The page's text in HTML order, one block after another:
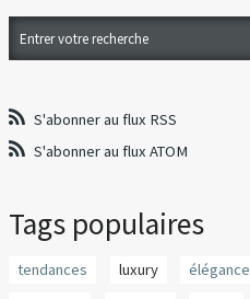
S'abonner au flux RSS
S'abonner au flux ATOM
Tags populaires
tendances luxury élégance